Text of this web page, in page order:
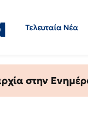
Τελευταία Νέα
στην